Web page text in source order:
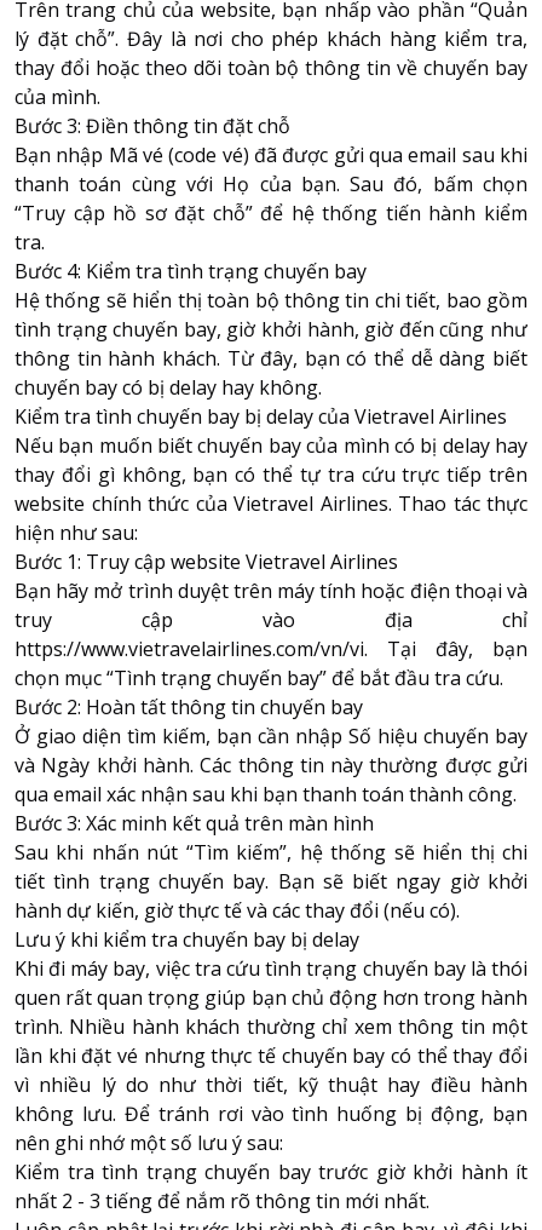
Trên trang chủ của website, bạn nhấp vào phần “Quản
lý đặt chỗ”. Đây là nơi cho phép khách hàng kiểm tra,
thay đổi hoặc theo dõi toàn bộ thông tin về chuyến bay
của mình.
Bước 3: Điền thông tin đặt chỗ
Bạn nhập Mã vé (code vé) đã được gửi qua email sau khi
thanh toán cùng với Họ của bạn. Sau đó, bấm chọn
“Truy cập hồ sơ đặt chỗ” để hệ thống tiến hành kiểm
tra.
Bước 4: Kiểm tra tình trạng chuyến bay
Hệ thống sẽ hiển thị toàn bộ thông tin chi tiết, bao gồm
tình trạng chuyến bay, giờ khởi hành, giờ đến cũng như
thông tin hành khách. Từ đây, bạn có thể dễ dàng biết
chuyến bay có bị delay hay không.
Kiểm tra tình chuyến bay bị delay của Vietravel Airlines
Nếu bạn muốn biết chuyến bay của mình có bị delay hay
thay đổi gì không, bạn có thể tự tra cứu trực tiếp trên
website chính thức của Vietravel Airlines. Thao tác thực
hiện như sau:
Bước 1: Truy cập website Vietravel Airlines
Bạn hãy mở trình duyệt trên máy tính hoặc điện thoại và
truy cập vào địa chỉ
https://www.vietravelairlines.com/vn/vi. Tại đây, bạn
chọn mục “Tình trạng chuyến bay” để bắt đầu tra cứu.
Bước 2: Hoàn tất thông tin chuyến bay
Ở giao diện tìm kiếm, bạn cần nhập Số hiệu chuyến bay
và Ngày khởi hành. Các thông tin này thường được gửi
qua email xác nhận sau khi bạn thanh toán thành công.
Bước 3: Xác minh kết quả trên màn hình
Sau khi nhấn nút “Tìm kiếm”, hệ thống sẽ hiển thị chi
tiết tình trạng chuyến bay. Bạn sẽ biết ngay giờ khởi
hành dự kiến, giờ thực tế và các thay đổi (nếu có).
Lưu ý khi kiểm tra chuyến bay bị delay
Khi đi máy bay, việc tra cứu tình trạng chuyến bay là thói
quen rất quan trọng giúp bạn chủ động hơn trong hành
trình. Nhiều hành khách thường chỉ xem thông tin một
lần khi đặt vé nhưng thực tế chuyến bay có thể thay đổi
vì nhiều lý do như thời tiết, kỹ thuật hay điều hành
không lưu. Để tránh rơi vào tình huống bị động, bạn
nên ghi nhớ một số lưu ý sau:
Kiểm tra tình trạng chuyến bay trước giờ khởi hành ít
nhất 2 - 3 tiếng để nắm rõ thông tin mới nhất.